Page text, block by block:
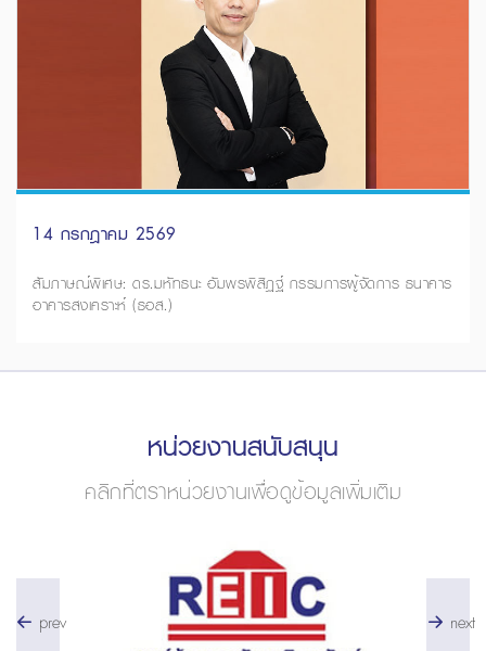
14 กรกฎาคม 2569
สัมภาษณ์พิเศษ: ดร.มหัทธนะ อัมพรพิสิฏฐ์ กรรมการผู้จัดการ ธนาคาร
อาคารสงเคราะห์ (ธอส.)
หน่วยงานสนับสนุน
คลิกที่ตราหน่วยงานเพื่อดูข้อมูลเพิ่มเติม
prev next